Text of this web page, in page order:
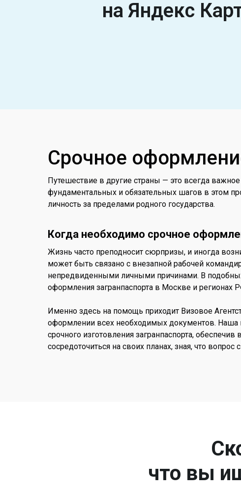
наЯндекс
Срочное
Путешествие в другие страны — это всегда
фундаментальных и обязательных шагов в этом
личность за пределами родного государства.
Когда необходимо срочное
Жизнь часто преподносит сюрпризы, и иногда
может быть связано с внезапной рабочей
непредвиденными личными причинами. В
оформления загранпаспорта в Москве и
Именно здесь на помощь приходит Визовое
оформлении всех необходимых документов. Наша
срочного изготовления загранпаспорта,
сосредоточиться на своих планах, зная, что
что вы